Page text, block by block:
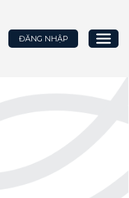
ĐĂNG NHẬP